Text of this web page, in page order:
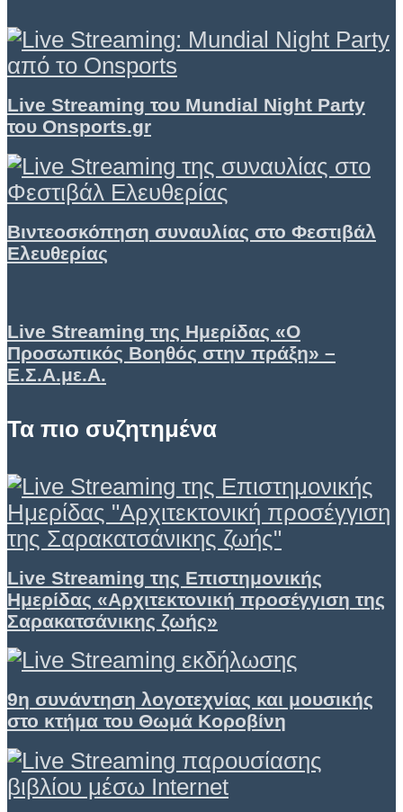
Live Streaming του Mundial Night Party
του Onsports.gr
Βιντεοσκόπηση συναυλίας στο Φεστιβάλ
Ελευθερίας
Live Streaming της Ημερίδας «Ο
Προσωπικός Βοηθός στην πράξη» –
Ε.Σ.Α.με.Α.
Τα πιο συζητημένα
Live Streaming της Επιστημονικής
Ημερίδας «Αρχιτεκτονική προσέγγιση της
Σαρακατσάνικης ζωής»
9η συνάντηση λογοτεχνίας και μουσικής
στο κτήμα του Θωμά Κοροβίνη